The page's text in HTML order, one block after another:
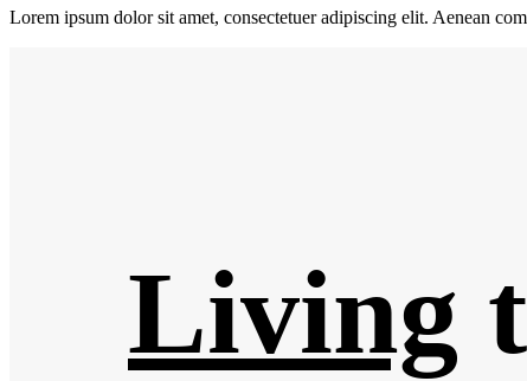
Lorem ipsum dolor sit amet, consectetuer adipiscing elit. Aenean
Living